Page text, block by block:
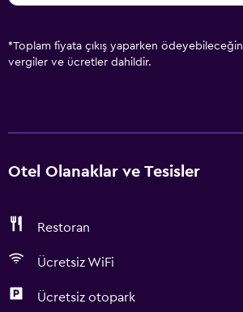
*Toplam fiyata çıkış yaparken
vergiler ve ücretler dahildir.
Otel Olanaklar ve Tesisler
Restoran
Ücretsiz WiFi
Ücretsiz otopark